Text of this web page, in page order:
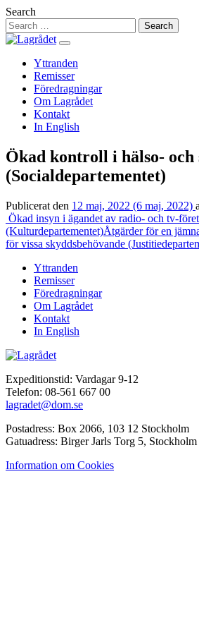
Hoppa
till
innehåll
Search
Yttranden
Remisser
Föredragningar
Om Lagrådet
Kontakt
In English
Ökad kontroll i hälso- och
(Socialdepartementet)
Publicerat den 12 maj, 2022 (6 maj, 2022)
Inläggsnavigering
Ökad insyn i ägandet av radio- och tv-
(Kulturdepartementet)Åtgärder för en
för vissa skyddsbehövande
Yttranden
Remisser
Föredragningar
Om Lagrådet
Kontakt
In English
Expeditionstid: Vardagar 9-12
Telefon: 08-561 667 00
lagradet@dom.se
Postadress: Box 2066, 103 12 Stockholm
Gatuadress: Birger Jarls Torg 5, Stockholm
Information om Cookies